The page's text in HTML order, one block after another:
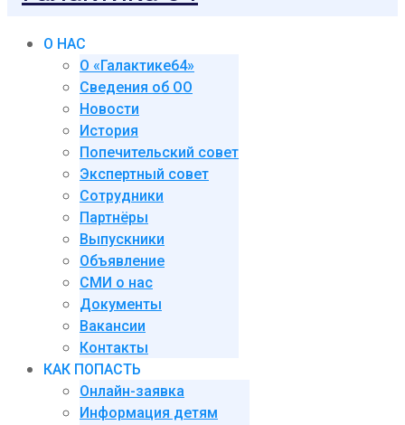
О НАС
О «Галактике64»
Сведения об ОО
Новости
История
Попечительский совет
Экспертный совет
Сотрудники
Партнёры
Выпускники
Объявление
СМИ о нас
Документы
Вакансии
Контакты
КАК ПОПАСТЬ
Онлайн-заявка
Информация детям